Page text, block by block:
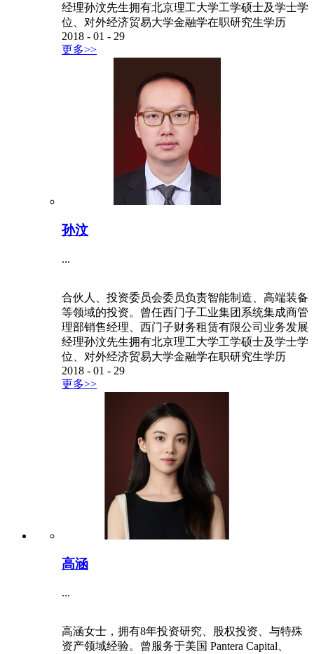
经理孙汶先生拥有北京理工大学工学硕士及学士学
位、对外经济贸易大学金融学在职研究生学历
2018 - 01 - 29
更多>>
孙汶
...
合伙人、投资委员会委员负责智能制造、高端装备
等领域的投资。曾任西门子工业集团系统集成商管
理部销售经理、西门子财务租赁有限公司业务发展
经理孙汶先生拥有北京理工大学工学硕士及学士学
位、对外经济贸易大学金融学在职研究生学历
2018 - 01 - 29
更多>>
高涵
...
高涵女士，拥有8年投资研究、股权投资、与特殊
资产领域经验。曾服务于美国 Pantera Capital、